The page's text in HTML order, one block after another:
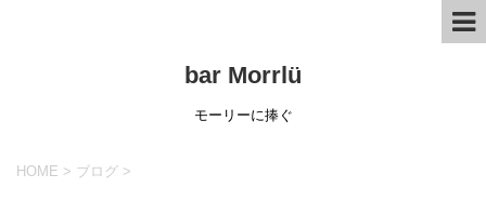
bar Morrlü
モーリーに捧ぐ
HOME > ブログ >